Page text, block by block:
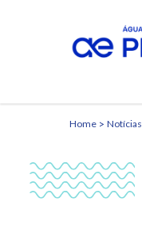
Home Notícias